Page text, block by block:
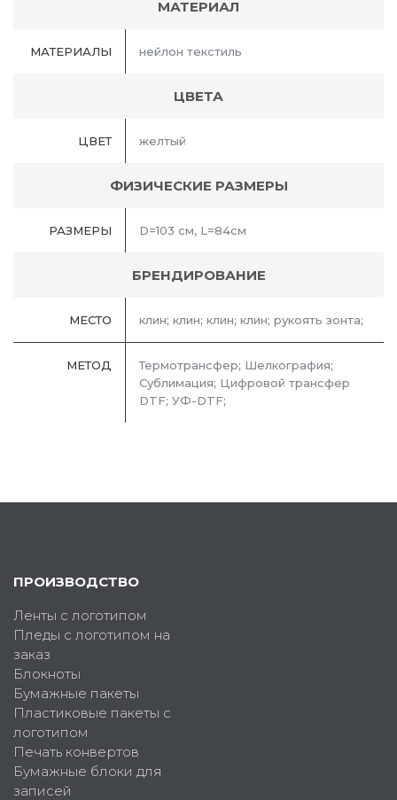
МАТЕРИАЛ
МАТЕРИАЛЫ нейлон текстиль
ЦВЕТА
ЦВЕТ желтый
ФИЗИЧЕСКИЕ РАЗМЕРЫ
РАЗМЕРЫ D=103 см, L=84см
БРЕНДИРОВАНИЕ
МЕСТО клин; клин; клин; клин; рукоять зонта;
МЕТОД
Термотрансфер; Шелкография;
Сублимация; Цифровой трансфер
DTF; УФ-DTF;
ПРОИЗВОДСТВО
Ленты с логотипом
Пледы с логотипом на
заказ
Блокноты
Бумажные пакеты
Пластиковые пакеты с
логотипом
Печать конвертов
Бумажные блоки для
записей